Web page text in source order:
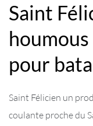
Saint
pour
Saint Félicien un
coulante proche du